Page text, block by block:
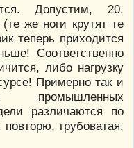
Допустим, 20.
же ноги крутят те
теперь приходится
Соответственно
либо нагрузку
Примерно так и
промышленных
различаются по
грубоватая,